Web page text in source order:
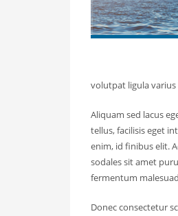
volutpat ligula varius
Aliquam sed lacus
tellus, facilisis eget
enim, id finibus elit.
sodales sit amet
fermentum
Donec consectetur